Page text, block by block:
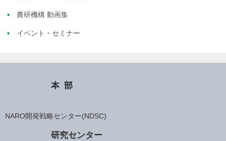
農研機構 動画集
イベント・セミナー
本部
NARO開発戦略センター(NDSC)
研究センター